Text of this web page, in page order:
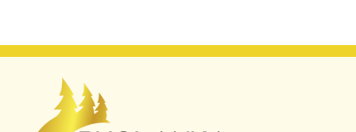
TOIMISTO- JA VIRANOMAISPALVELUT
LIITTYMISMAKSUT